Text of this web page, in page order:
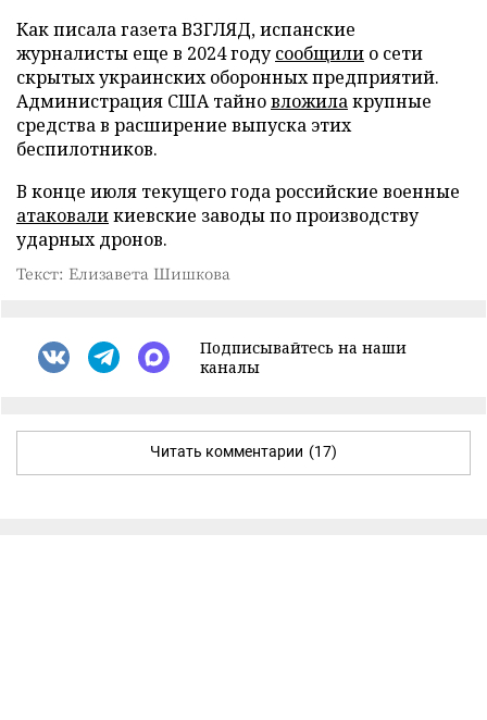
Как писала газета ВЗГЛЯД, испанские
журналисты еще в 2024 годусообщили о сети
скрытых украинских оборонных предприятий.
Администрация США тайновложилакрупные
средства в расширение выпуска этих
беспилотников.
В конце июля текущего года российские военные
атаковаликиевские заводы по производству
ударных дронов.
Текст: Елизавета Шишкова
Подписывайтесь на наши
каналы
Читать комментарии (17)